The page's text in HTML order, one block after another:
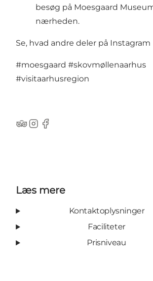
besøg på Moesgaard
nærheden.
Se, hvad andre deler på Instagram
#moesgaard #skovmøllenaarhus
#visitaarhusregion
TripAdvisor
Instagram
Facebook
Læs mere
Kontaktoplysninger
Faciliteter
Prisniveau